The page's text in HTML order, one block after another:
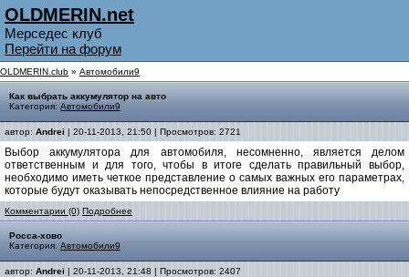
OLDMERIN.net
Мерседес клуб
Перейти на форум
OLDMERIN.club » Автомобили9
Как выбрать аккумулятор на авто
Категория: Автомобили9
автор: Andrei | 20-11-2013, 21:50 | Просмотров: 2721
Выбор аккумулятора для автомобиля, несомненно, является делом
ответственным и для того, чтобы в итоге сделать правильный выбор,
необходимо иметь четкое представление о самых важных его параметрах,
которые будут оказывать непосредственное влияние на работу
Комментарии (0) Подробнее
Росса-хово
Категория: Автомобили9
автор: Andrei | 20-11-2013, 21:48 | Просмотров: 2407